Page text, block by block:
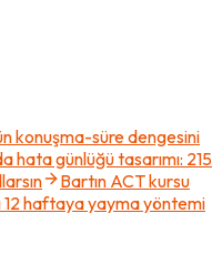
konuşma-süre dengesini
hata günlüğü tasarımı: 215
Bartın ACT kursu
12 haftaya yayma yöntemi